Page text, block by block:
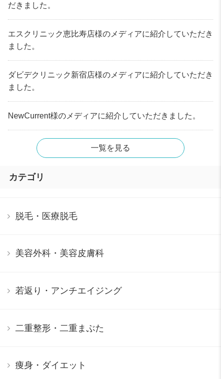
だきました。
エスクリニック恵比寿店様のメディアに紹介していただき
ました。
ダビデクリニック新宿店様のメディアに紹介していただき
ました。
NewCurrent様のメディアに紹介していただきました。
一覧を見る
カテゴリ
脱毛・医療脱毛
美容外科・美容皮膚科
若返り・アンチエイジング
二重整形・二重まぶた
痩身・ダイエット